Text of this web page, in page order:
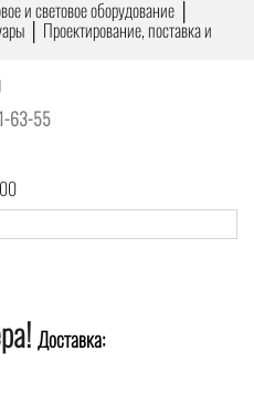
и световое оборудование │
│ Проектирование, поставка и
63-55
Доставка: